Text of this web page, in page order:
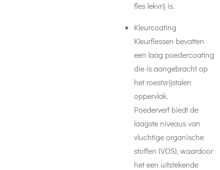
fles lekvrij is.
Kleurcoating
Kleurflessen bevatten
een laag poedercoating
die is aangebracht op
het roestvrijstalen
oppervlak.
Poederverf biedt de
laagste niveaus van
vluchtige organische
stoffen (VOS), waardoor
het een uitstekende